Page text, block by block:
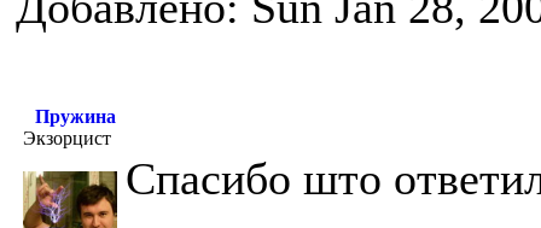
Пружина
Экзорцист
Спасибо што